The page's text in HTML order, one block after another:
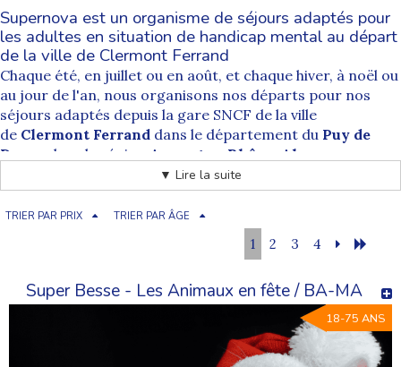
Supernova est un organisme de séjours adaptés pour
les adultes en situation de handicap mental au départ
de la ville de Clermont Ferrand
Chaque été, en juillet ou en août, et chaque hiver, à noël ou
au jour de l'an, nous organisons nos départs pour nos
séjours adaptés depuis la gare SNCF de la ville
de Clermont Ferrand dans le département du Puy de
Dome
, dans la région Auvergne-Rhône-Alpes
Nos départs sont systématiquement accompagnés par
des animateurs spécialement formés à cet exercice.
DepuisClermont Ferrandtous nos séjours de vacances
pour les personnes handicapées sont accessibles pour
toutes les destinations. Les départs de la
commune
correspond au prix des billets de train aller et retour et à
l'accompagnement de nos équipes d'animateurs.
Comment se déroule les acheminements organisés
par Supernova séjour adapté au départ de Clermont
▼ Lire la suite
TRIER PAR PRIX TRIER PAR ÂGE
1 2 3 4
Super Besse - Les Animaux en fête / BA-MA
18-75 ANS